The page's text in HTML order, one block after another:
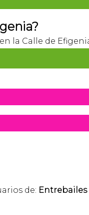
la Calle de
de: Entrebailes